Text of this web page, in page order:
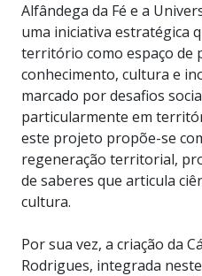
Alfândega da Fé e a
uma iniciativa estratégica
território como espaço de
conhecimento, cultura e
marcado por desafios
particularmente em
este projeto propõe-se
regeneração territorial,
de saberes que articula
cultura.
Por sua vez, a criação da
Rodrigues, integrada